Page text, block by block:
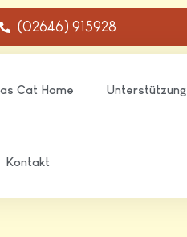
(02646) 915928
Cat Home Unterstützung
Kontakt